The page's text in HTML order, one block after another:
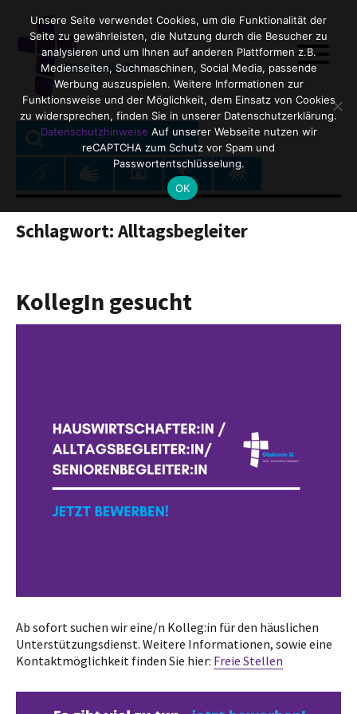
Search
for:
SEARCH
Schlagwort: Alltagsbegleiter
KollegIn gesucht
Ab sofort suchen wir eine/n Kolleg:in für den häuslichen
Unterstützungsdienst. Weitere Informationen, sowie eine
Kontaktmöglichkeit finden Sie hier: Freie Stellen
Unsere Seite verwendet Cookies, um die Funktionalität der
Seite zu gewährleisten, die Nutzung durch die Besucher zu
analysieren und um Ihnen auf anderen Plattformen z.B.
Medienseiten, Suchmaschinen, Social Media, passende
Werbung auszuspielen. Weitere Informationen zur
Funktionsweise und der Möglichkeit, dem Einsatz von Cookies
zu widersprechen, finden Sie in unserer Datenschutzerklärung.
Datenschutzhinweise Auf unserer Webseite nutzen wir
reCAPTCHA zum Schutz vor Spam und
Passwortentschlüsselung.
OK